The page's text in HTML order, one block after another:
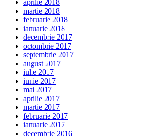
aprilie 2018
martie 2018
februarie 2018
ianuarie 2018
decembrie 2017
octombrie 2017
septembrie 2017
august 2017
iulie 2017
iunie 2017
mai 2017
aprilie 2017
martie 2017
februarie 2017
ianuarie 2017
decembrie 2016